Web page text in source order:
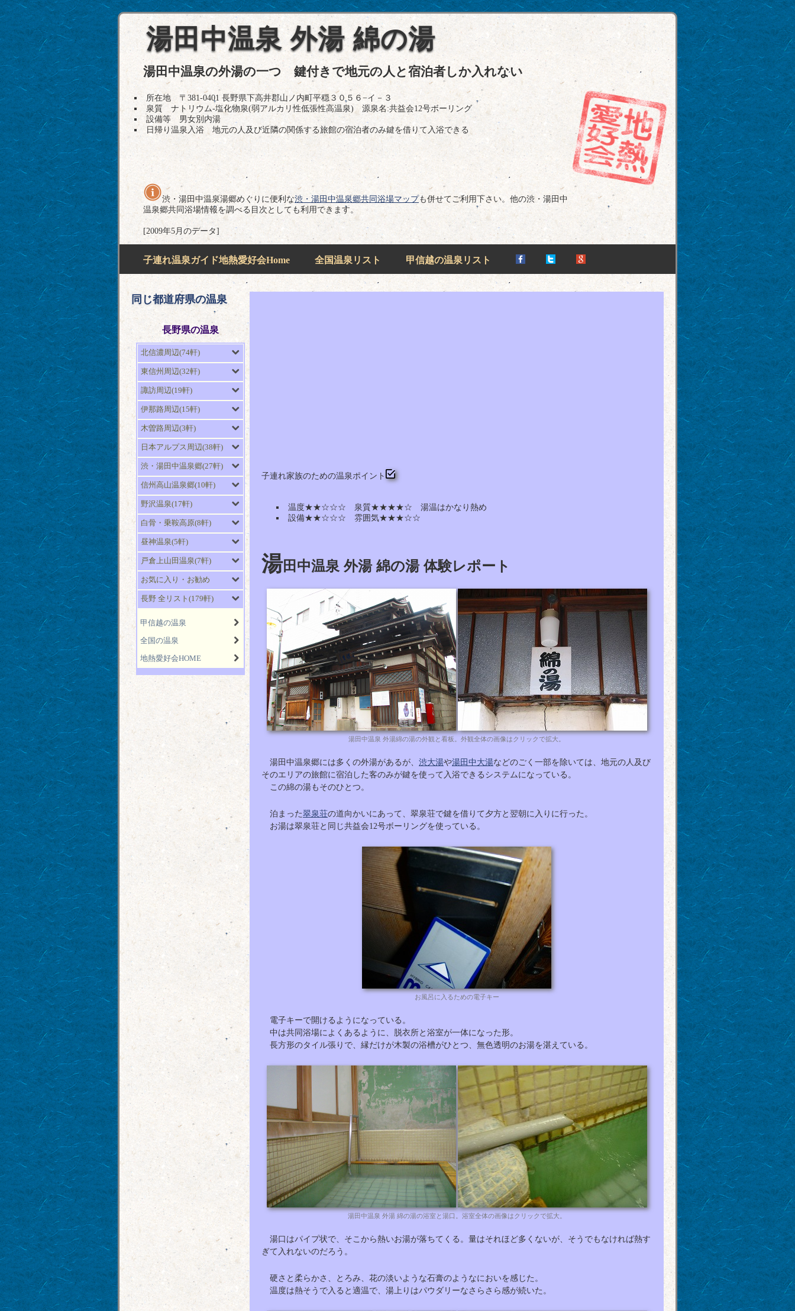
湯田中温泉 外湯 綿の湯
湯田中温泉の外湯の一つ 鍵付きで地元の人と宿泊者しか入れない
所在地 〒381-0401 長野県下高井郡山ノ内町平穏３０５６−イ－３
泉質 ナトリウム-塩化物泉(弱アルカリ性低張性高温泉) 源泉名:共益会12号ボーリング
設備等 男女別内湯
日帰り温泉入浴 地元の人及び近隣の関係する旅館の宿泊者のみ鍵を借りて入浴できる
渋・湯田中温泉湯郷めぐりに便利な渋・湯田中温泉郷共同浴場マップも併せてご利用下さい。他の渋・湯田中
温泉郷共同浴場情報を調べる目次としても利用できます。
[2009年5月のデータ]
子連れ温泉ガイド地熱愛好会Home 全国温泉リスト 甲信越の温泉リスト
子連れ家族のための温泉ポイント
温度★★☆☆☆ 泉質★★★★☆ 湯温はかなり熱め
設備★★☆☆☆ 雰囲気★★★☆☆
湯田中温泉 外湯 綿の湯 体験レポート
湯田中温泉 外湯綿の湯の外観と看板。外観全体の画像はクリックで拡大。
湯田中温泉郷には多くの外湯があるが、 渋大湯や湯田中大湯などのごく一部を除いては、地元の人及び
そのエリアの旅館に宿泊した客のみが鍵を使って入浴できるシステムになっている。
この綿の湯もそのひとつ。
泊まった翠泉荘の道向かいにあって、翠泉荘で鍵を借りて夕方と翌朝に入りに行った。
お湯は翠泉荘と同じ共益会12号ボーリングを使っている。
お風呂に入るための電子キー
電子キーで開けるようになっている。
中は共同浴場によくあるように、脱衣所と浴室が一体になった形。
長方形のタイル張りで、縁だけが木製の浴槽がひとつ、無色透明のお湯を湛えている。
湯田中温泉 外湯 綿の湯の浴室と湯口。浴室全体の画像はクリックで拡大。
湯口はパイプ状で、そこから熱いお湯が落ちてくる。量はそれほど多くないが、そうでもなければ熱す
ぎて入れないのだろう。
硬さと柔らかさ、とろみ、花の淡いような石膏のようなにおいを感じた。
温度は熱そうで入ると適温で、湯上りはパウダリーなさらさら感が続いた。
同じ都道府県の温泉